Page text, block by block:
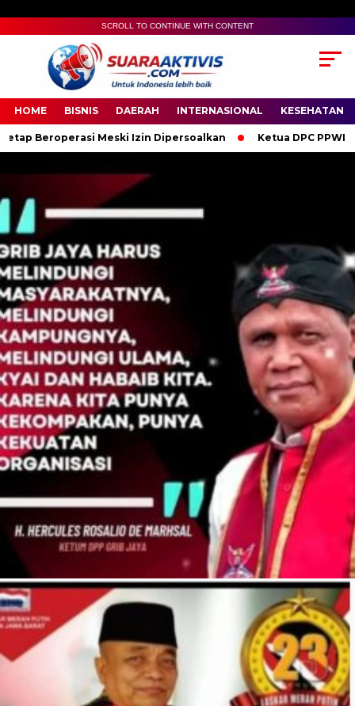
00:00
SCROLL TO CONTINUE WITH CONTENT
HOME BISNIS DAERAH INTERNASIONAL KESEHATAN
Meski Izin Dipersoalkan Ketua DPC PPWI OKI Bersama